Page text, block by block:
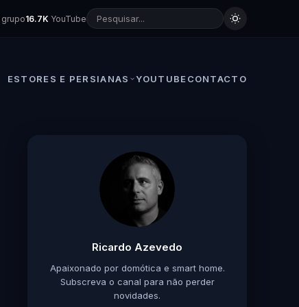
grupo16.7K YouTube
ESTORES E PERSIANAS YOUTUBE CONTACTO
Ricardo Azevedo
Apaixonado por domótica e smart home.
Subscreva o canal para não perder
novidades.